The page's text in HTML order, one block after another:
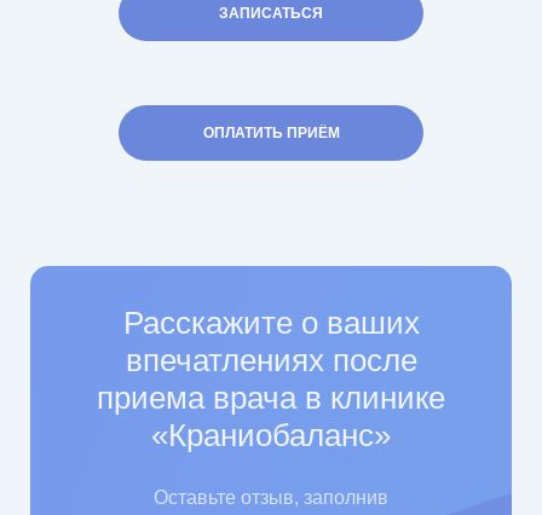
ЗАПИСАТЬСЯ
ОПЛАТИТЬ ПРИЁМ
Расскажите о ваших
впечатлениях после
приема врача в клинике
«Краниобаланс»
Оставьте отзыв, заполнив